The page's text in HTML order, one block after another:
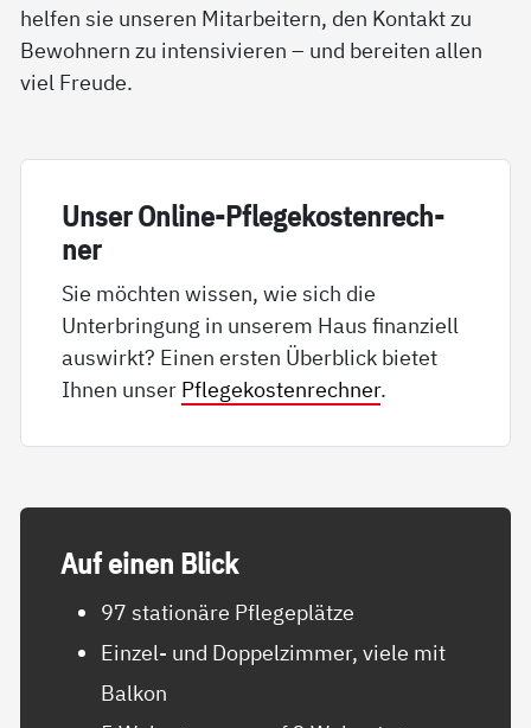
helfen sie unseren Mitarbeitern, den Kontakt zu
Bewohnern zu intensivieren – und bereiten allen
viel Freude.
Un­ser On­li­ne-Pf­le­ge­kos­ten­rech­
ner
Sie möchten wissen, wie sich die
Unterbringung in unserem Haus finanziell
auswirkt? Einen ersten Überblick bietet
Ihnen unser Pflegekostenrechner.
Auf ei­nen Blick
97 stationäre Pflegeplätze
Einzel- und Doppelzimmer, viele mit
Balkon